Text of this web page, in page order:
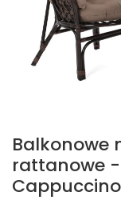
Balkonowe
rattanowe
Cappuccino